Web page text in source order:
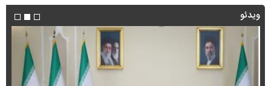
ویدئو